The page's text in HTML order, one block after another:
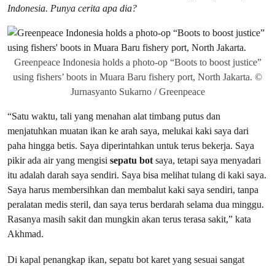
Indonesia. Punya cerita apa dia?
Greenpeace Indonesia holds a photo-op “Boots to boost justice”
using fishers’ boots in Muara Baru fishery port, North Jakarta. ©
Jurnasyanto Sukarno / Greenpeace
“Satu waktu, tali yang menahan alat timbang putus dan
menjatuhkan muatan ikan ke arah saya, melukai kaki saya dari
paha hingga betis. Saya diperintahkan untuk terus bekerja. Saya
pikir ada air yang mengisi sepatu botsaya, tetapi saya menyadari
itu adalah darah saya sendiri. Saya bisa melihat tulang di kaki saya.
Saya harus membersihkan dan membalut kaki saya sendiri, tanpa
peralatan medis steril, dan saya terus berdarah selama dua minggu.
Rasanya masih sakit dan mungkin akan terus terasa sakit,” kata
Akhmad.
Di kapal penangkap ikan, sepatu bot karet yang sesuai sangat